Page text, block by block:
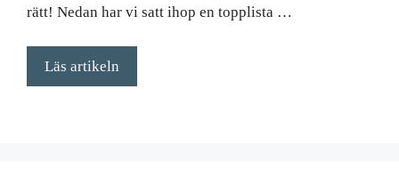
rätt! Nedan har vi satt ihop en topplista …
Läs artikeln